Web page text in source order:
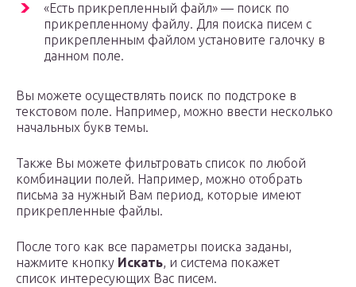
«Есть прикрепленный файл» — поиск по
прикрепленному файлу. Для поиска писем с
прикрепленным файлом установите галочку в
данном поле.
Вы можете осуществлять поиск по подстроке в
текстовом поле. Например, можно ввести несколько
начальных букв темы.
Также Вы можете фильтровать список по любой
комбинации полей. Например, можно отобрать
письма за нужный Вам период, которые имеют
прикрепленные файлы.
После того как все параметры поиска заданы,
нажмите кнопку Искать, и система покажет
список интересующих Вас писем.